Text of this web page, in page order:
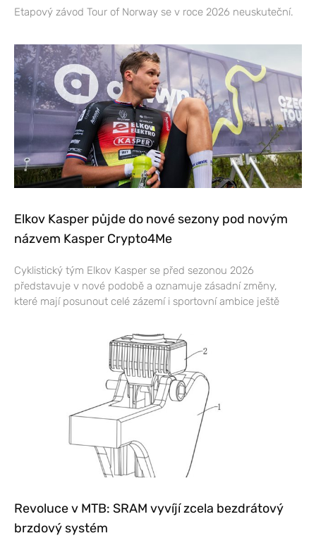
Etapový závod Tour of Norway se v roce 2026 neuskuteční.
Elkov Kasper půjde do nové sezony pod novým
názvem Kasper Crypto4Me
Cyklistický tým Elkov Kasper se před sezonou 2026
představuje v nové podobě a oznamuje zásadní změny,
které mají posunout celé zázemí i sportovní ambice ještě
Revoluce v MTB: SRAM vyvíjí zcela bezdrátový
brzdový systém